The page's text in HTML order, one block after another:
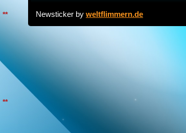
04:00 : Mysteriöse Protestaktion erreicht
03:35 : "Ganze Partei betroffen": CDU-
AfD-Koalition erlauben
Newsticker by weltflimmern.de
**
**